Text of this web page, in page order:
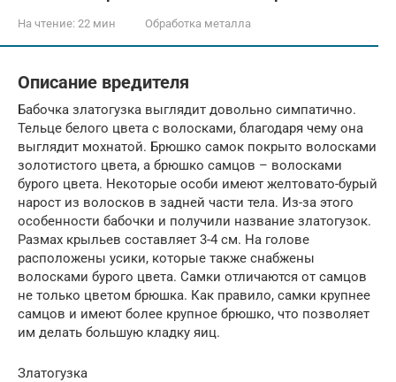
На чтение: 22 мин Обработка металла
Описание вредителя
Бабочка златогузка выглядит довольно симпатично.
Тельце белого цвета с волосками, благодаря чему она
выглядит мохнатой. Брюшко самок покрыто волосками
золотистого цвета, а брюшко самцов – волосками
бурого цвета. Некоторые особи имеют желтовато-бурый
нарост из волосков в задней части тела. Из-за этого
особенности бабочки и получили название златогузок.
Размах крыльев составляет 3-4 см. На голове
расположены усики, которые также снабжены
волосками бурого цвета. Самки отличаются от самцов
не только цветом брюшка. Как правило, самки крупнее
самцов и имеют более крупное брюшко, что позволяет
им делать большую кладку яиц.
Златогузка